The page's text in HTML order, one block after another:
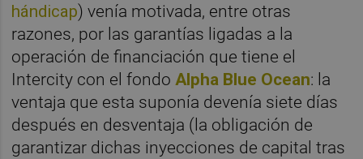
hándicap) venía motivada, entre otras
razones, por las garantías ligadas a la
operación de financiación que tiene el
Intercity con el fondo Alpha Blue Ocean: la
ventaja que esta suponía devenía siete días
después en desventaja (la obligación de
garantizar dichas inyecciones de capital tras